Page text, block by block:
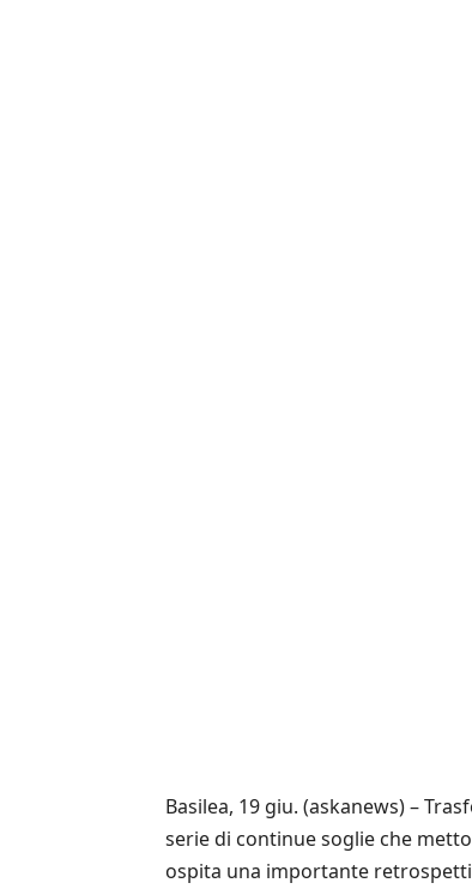
Basilea, 19 giu. (askanews) –
serie di continue soglie che
ospita una importante